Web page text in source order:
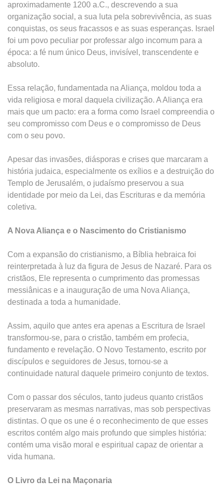
aproximadamente 1200 a.C., descrevendo a sua
organização social, a sua luta pela sobrevivência, as suas
conquistas, os seus fracassos e as suas esperanças. Israel
foi um povo peculiar por professar algo incomum para a
época: a fé num único Deus, invisível, transcendente e
absoluto.
Essa relação, fundamentada na Aliança, moldou toda a
vida religiosa e moral daquela civilização. A Aliança era
mais que um pacto: era a forma como Israel compreendia o
seu compromisso com Deus e o compromisso de Deus
com o seu povo.
Apesar das invasões, diásporas e crises que marcaram a
história judaica, especialmente os exílios e a destruição do
Templo de Jerusalém, o judaísmo preservou a sua
identidade por meio da Lei, das Escrituras e da memória
coletiva.
A Nova Aliança e o Nascimento do Cristianismo
Com a expansão do cristianismo, a Bíblia hebraica foi
reinterpretada à luz da figura de Jesus de Nazaré. Para os
cristãos, Ele representa o cumprimento das promessas
messiânicas e a inauguração de uma Nova Aliança,
destinada a toda a humanidade.
Assim, aquilo que antes era apenas a Escritura de Israel
transformou-se, para o cristão, também em profecia,
fundamento e revelação. O Novo Testamento, escrito por
discípulos e seguidores de Jesus, tornou-se a
continuidade natural daquele primeiro conjunto de textos.
Com o passar dos séculos, tanto judeus quanto cristãos
preservaram as mesmas narrativas, mas sob perspectivas
distintas. O que os une é o reconhecimento de que esses
escritos contém algo mais profundo que simples história:
contém uma visão moral e espiritual capaz de orientar a
vida humana.
O Livro da Lei na Maçonaria